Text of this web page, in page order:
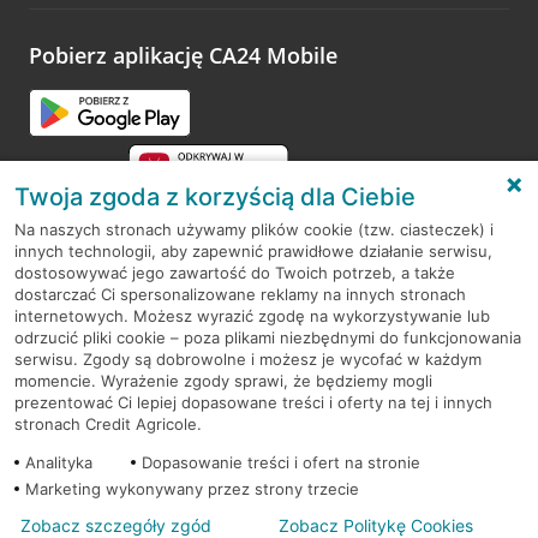
opinie.
Pobierz aplikację CA24 Mobile
RODO
Regulamin serwisu
Mapa serwisu
PolitykaCookies
© 2026 Credit Agricole Bank Polska S.A. Wszelkie prawa zastrzeżone
Twoja zgoda z korzyścią dla Ciebie
Na naszych stronach używamy plików cookie (tzw. ciasteczek) i
innych technologii, aby zapewnić prawidłowe działanie serwisu,
dostosowywać jego zawartość do Twoich potrzeb, a także
dostarczać Ci spersonalizowane reklamy na innych stronach
internetowych. Możesz wyrazić zgodę na wykorzystywanie lub
odrzucić pliki cookie – poza plikami niezbędnymi do funkcjonowania
serwisu. Zgody są dobrowolne i możesz je wycofać w każdym
momencie. Wyrażenie zgody sprawi, że będziemy mogli
prezentować Ci lepiej dopasowane treści i oferty na tej i innych
stronach Credit Agricole.
Analityka
Dopasowanie treści i ofert na stronie
Marketing wykonywany przez strony trzecie
Zobacz szczegóły zgód Zobacz Politykę Cookies